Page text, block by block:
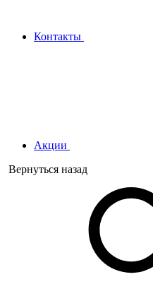
Контакты
Акции
Вернуться назад